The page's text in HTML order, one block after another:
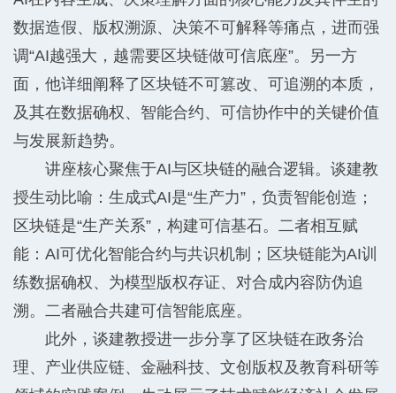
数据造假、版权溯源、决策不可解释等痛点，进而强
调“AI越强大，越需要区块链做可信底座”。另一方
面，他详细阐释了区块链不可篡改、可追溯的本质，
及其在数据确权、智能合约、可信协作中的关键价值
与发展新趋势。
讲座核心聚焦于AI与区块链的融合逻辑。谈建教
授生动比喻：生成式AI是“生产力”，负责智能创造；
区块链是“生产关系”，构建可信基石。二者相互赋
能：AI可优化智能合约与共识机制；区块链能为AI训
练数据确权、为模型版权存证、对合成内容防伪追
溯。二者融合共建可信智能底座。
此外，谈建教授进一步分享了区块链在政务治
理、产业供应链、金融科技、文创版权及教育科研等